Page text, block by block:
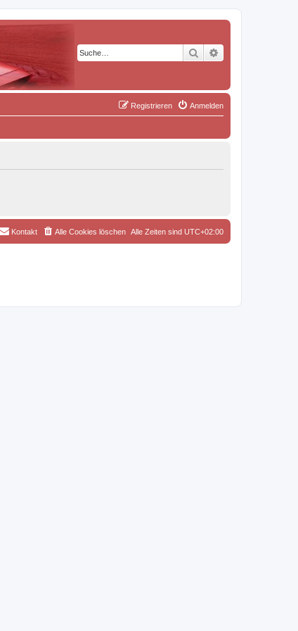
Suche
Anmelden
Registrieren
Alle Zeiten sind UTC+02:00
Alle Cookies löschen
Kontakt